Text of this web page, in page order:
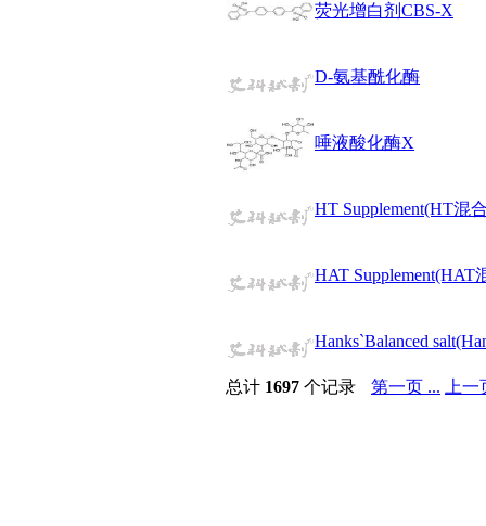
荧光增白剂CBS-X
D-氨基酰化酶
唾液酸化酶X
HT Supplement(HT混
HAT Supplement(HAT
Hanks`Balanced
总计 1697 个记录 第一页 ... 上一